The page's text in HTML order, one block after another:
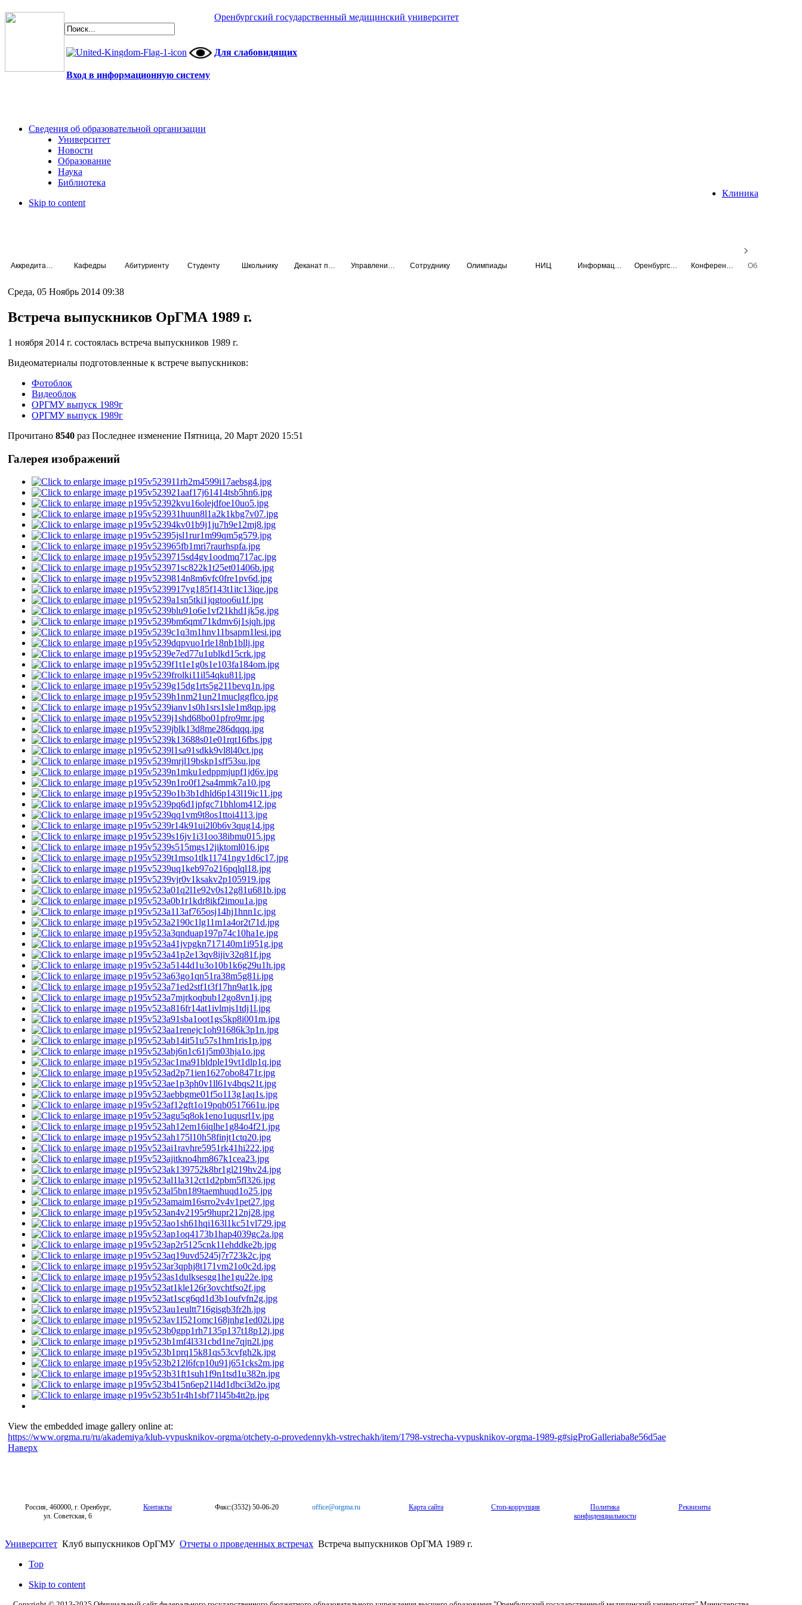
Оренбургский государственный медицинский университет
Для слабовидящих
Вход в информационную систему
Сведения об образовательной организации
Университет
Новости
Образование
Наука
Библиотека
Клиника
Skip to content
Кафедры Абитуриенту Студенту Школьнику Сотруднику Олимпиады НИЦ
Среда, 05 Ноябрь 2014 09:38
Встреча выпускников ОрГМА 1989 г.
1 ноября 2014 г. состоялась встреча выпускников 1989 г.
Видеоматериалы подготовленные к встрече выпускников:
Фотоблок
Видеоблок
ОРГМУ выпуск 1989г
ОРГМУ выпуск 1989г
Прочитано 8540 раз Последнее изменение Пятница, 20 Март 2020 15:51
Галерея изображений
View the embedded image gallery online at:
https://www.orgma.ru/ru/akademiya/klub-vypusknikov-orgma/otchety-o-provedennykh-vstrechakh/item/1798-vstrecha-vypusknikov-orgma-1989-g#sigProGalleriaba8e56d5ae
Наверх
Россия, 460000, г. Оренбург,
ул. Советская, 6
Контакты Факс:(3532) 50-06-20 office@orgma.ru Карта сайта Стоп-коррупция
Политика
конфиденциальности
Реквизиты
Университет Клуб выпускников ОрГМУ Отчеты о проведенных встречах Встреча выпускников ОрГМА 1989 г.
Top
Skip to content